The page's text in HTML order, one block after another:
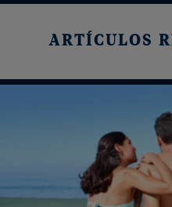
ARTÍCULOS